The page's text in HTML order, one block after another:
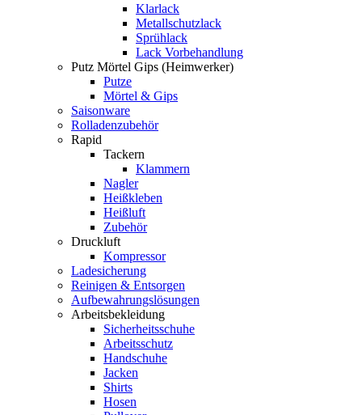
Klarlack
Metallschutzlack
Sprühlack
Lack Vorbehandlung
Putz Mörtel Gips (Heimwerker)
Putze
Mörtel & Gips
Saisonware
Rolladenzubehör
Rapid
Tackern
Klammern
Nagler
Heißkleben
Heißluft
Zubehör
Druckluft
Kompressor
Ladesicherung
Reinigen & Entsorgen
Aufbewahrungslösungen
Arbeitsbekleidung
Sicherheitsschuhe
Arbeitsschutz
Handschuhe
Jacken
Shirts
Hosen